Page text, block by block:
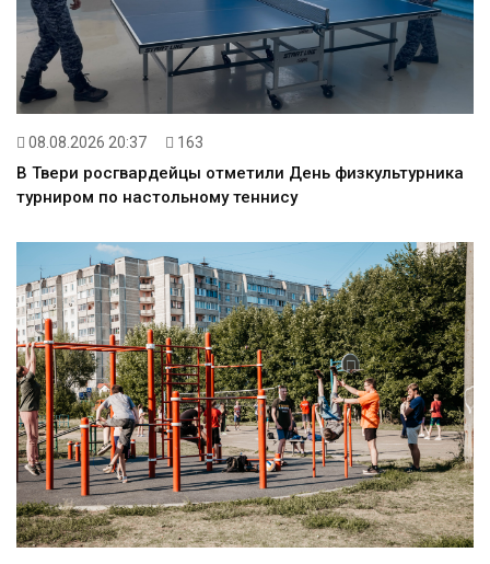
08.08.2026 20:37 163
В Твери росгвардейцы отметили День физкультурника
турниром по настольному теннису